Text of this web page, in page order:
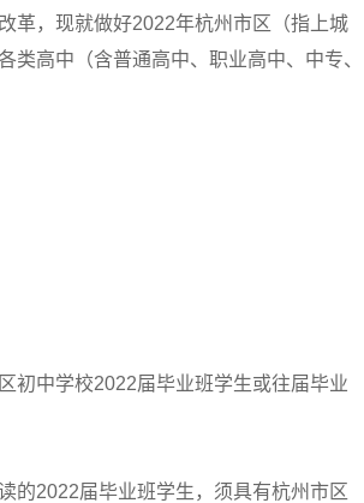
革，现就做好2022年杭州市区（指上城
类高中（含普通高中、职业高中、中专、
中学校2022届毕业班学生或往届毕业
2022届毕业班学生，须具有杭州市区